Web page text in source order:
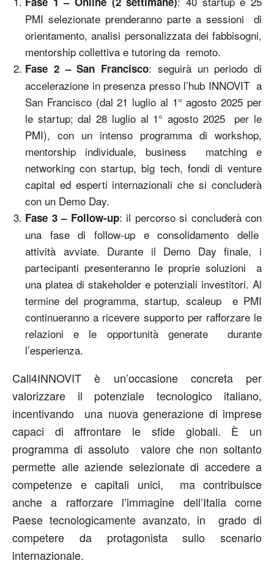
PMI selezionate prenderanno parte a sessioni di
orientamento, analisi personalizzata dei fabbisogni,
mentorship collettiva e tutoring da remoto.
Fase 2 – San Francisco: seguirà un periodo di
accelerazione in presenza presso l’hub INNOVIT a
San Francisco (dal 21 luglio al 1° agosto 2025 per
le startup; dal 28 luglio al 1° agosto 2025 per le
PMI), con un intenso programma di workshop,
mentorship individuale, business matching e
networking con startup, big tech, fondi di venture
capital ed esperti internazionali che si concluderà
con un Demo Day.
Fase 3 – Follow-up: il percorso si concluderà con
una fase di follow-up e consolidamento delle
attività avviate. Durante il Demo Day finale, i
partecipanti presenteranno le proprie soluzioni a
una platea di stakeholder e potenziali investitori. Al
termine del programma, startup, scaleup e PMI
continueranno a ricevere supporto per rafforzare le
relazioni e le opportunità generate durante
l’esperienza.
Call4INNOVIT è un’occasione concreta per
valorizzare il potenziale tecnologico italiano,
incentivando una nuova generazione di imprese
capaci di affrontare le sfide globali. È un
programma di assoluto valore che non soltanto
permette alle aziende selezionate di accedere a
competenze e capitali unici, ma contribuisce
anche a rafforzare l’immagine dell’Italia come
Paese tecnologicamente avanzato, in grado di
competere da protagonista sullo scenario
internazionale.